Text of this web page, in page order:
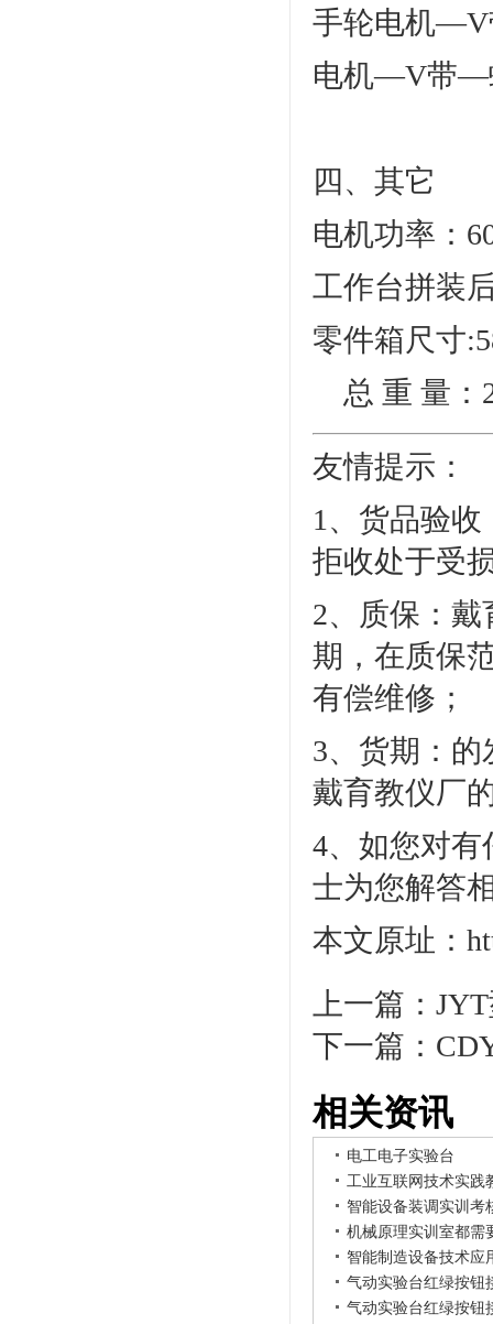
手轮电机
电机—V带—
四、其它
电机功率：
工作台拼装
零件箱尺寸
总 重 量：
友情提示：
1、货品验
拒收处于受
2、质保：
期，在质保
有偿维修；
3、货期：
戴育教仪厂
4、如您对有
士为您解答
本文原址：
上一篇：
下一篇：
相关资讯
电工电子实验台
工业互联网技术实践
智能设备装调实训考
机械原理实训室都需
智能制造设备技术应
气动实验台红绿按钮
气动实验台红绿按钮